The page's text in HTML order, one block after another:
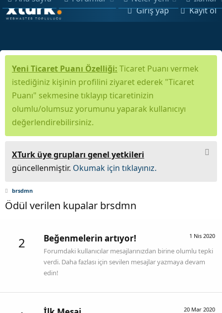
Giriş yap Kayıt ol
Yeni Ticaret Puanı Özelliği: Ticaret Puanı vermek
istediğiniz kişinin profilini ziyaret ederek "Ticaret
Puanı" sekmesine tıklayıp ticaretinizin
olumlu/olumsuz yorumunu yaparak kullanıcıyı
değerlendirebilirsiniz.
XTurk üye grupları genel yetkileri
güncellenmiştir. Okumak için tıklayınız.
brsdmn
Ödül verilen kupalar brsdmn
2 1 Nis 2020
Beğenmelerin artıyor!
Forumdaki kullanıcılar mesajlarınızdan birine olumlu tepki
verdi. Daha fazlası için sevilen mesajlar yazmaya devam
edin!
20 Mar 2020